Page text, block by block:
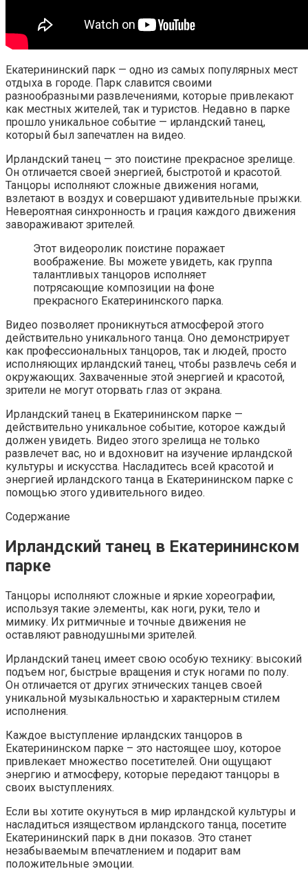
Екатерининский парк — одно из самых популярных мест
отдыха в городе. Парк славится своими
разнообразными развлечениями, которые привлекают
как местных жителей, так и туристов. Недавно в парке
прошло уникальное событие — ирландский танец,
который был запечатлен на видео.
Ирландский танец — это поистине прекрасное зрелище.
Он отличается своей энергией, быстротой и красотой.
Танцоры исполняют сложные движения ногами,
взлетают в воздух и совершают удивительные прыжки.
Невероятная синхронность и грация каждого движения
завораживают зрителей.
Этот видеоролик поистине поражает
воображение. Вы можете увидеть, как группа
талантливых танцоров исполняет
потрясающие композиции на фоне
прекрасного Екатерининского парка.
Видео позволяет проникнуться атмосферой этого
действительно уникального танца. Оно демонстрирует
как профессиональных танцоров, так и людей, просто
исполняющих ирландский танец, чтобы развлечь себя и
окружающих. Захваченные этой энергией и красотой,
зрители не могут оторвать глаз от экрана.
Ирландский танец в Екатерининском парке —
действительно уникальное событие, которое каждый
должен увидеть. Видео этого зрелища не только
развлечет вас, но и вдохновит на изучение ирландской
культуры и искусства. Насладитесь всей красотой и
энергией ирландского танца в Екатерининском парке с
помощью этого удивительного видео.
Содержание
Ирландский танец в Екатерининском
парке
Танцоры исполняют сложные и яркие хореографии,
используя такие элементы, как ноги, руки, тело и
мимику. Их ритмичные и точные движения не
оставляют равнодушными зрителей.
Ирландский танец имеет свою особую технику: высокий
подъем ног, быстрые вращения и стук ногами по полу.
Он отличается от других этнических танцев своей
уникальной музыкальностью и характерным стилем
исполнения.
Каждое выступление ирландских танцоров в
Екатерининском парке – это настоящее шоу, которое
привлекает множество посетителей. Они ощущают
энергию и атмосферу, которые передают танцоры в
своих выступлениях.
Если вы хотите окунуться в мир ирландской культуры и
насладиться изяществом ирландского танца, посетите
Екатерининский парк в дни показов. Это станет
незабываемым впечатлением и подарит вам
положительные эмоции.